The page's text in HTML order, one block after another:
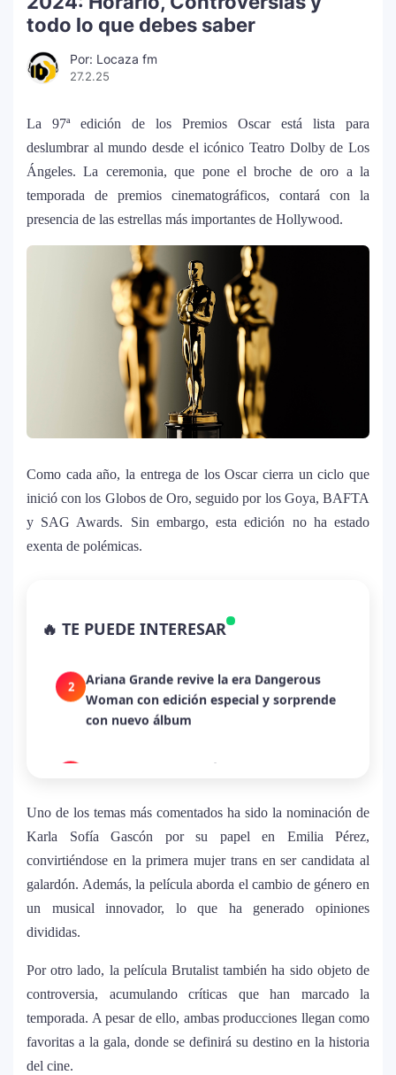
todo lo que debes saber
Por: Locaza fm
27.2.25
La 97ª edición de los Premios Oscar está lista para
deslumbrar al mundo desde el icónico Teatro Dolby de Los
Ángeles. La ceremonia, que pone el broche de oro a la
temporada de premios cinematográficos, contará con la
presencia de las estrellas más importantes de Hollywood.
Como cada año, la entrega de los Oscar cierra un ciclo que
inició con los Globos de Oro, seguido por los Goya, BAFTA
y SAG Awards. Sin embargo, esta edición no ha estado
exenta de polémicas.
🔥 TE PUEDE INTERESAR
despecho en un himno para Puerto Rico
2
Ariana Grande revive la era Dangerous
Woman con edición especial y sorprende
con nuevo álbum
Dua Lipa anuncia película de su gira
humanitaria junto a UNICEF
4
Michael Jackson y la canción perdida
sobre Palestina que vuelve a generar
debate en redes
Requiem”: una versión oscura y
revolucionaria que marca el cierre de su
era musical
6
J Balvin y Ryan Castro lanzan “Omerta”: el
Uno de los temas más comentados ha sido la nominación de
Karla Sofía Gascón por su papel en Emilia Pérez,
convirtiéndose en la primera mujer trans en ser candidata al
galardón. Además, la película aborda el cambio de género en
un musical innovador, lo que ha generado opiniones
divididas.
Por otro lado, la película Brutalist también ha sido objeto de
controversia, acumulando críticas que han marcado la
temporada. A pesar de ello, ambas producciones llegan como
favoritas a la gala, donde se definirá su destino en la historia
del cine.